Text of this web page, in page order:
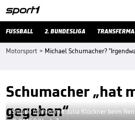
FUSSBALL 2. BUNDESLIGA
Motorsport > Michael Schumacher?
Schumacher „hat
gegeben“
Smudo (r.) hier mit Julia Klöckner beim